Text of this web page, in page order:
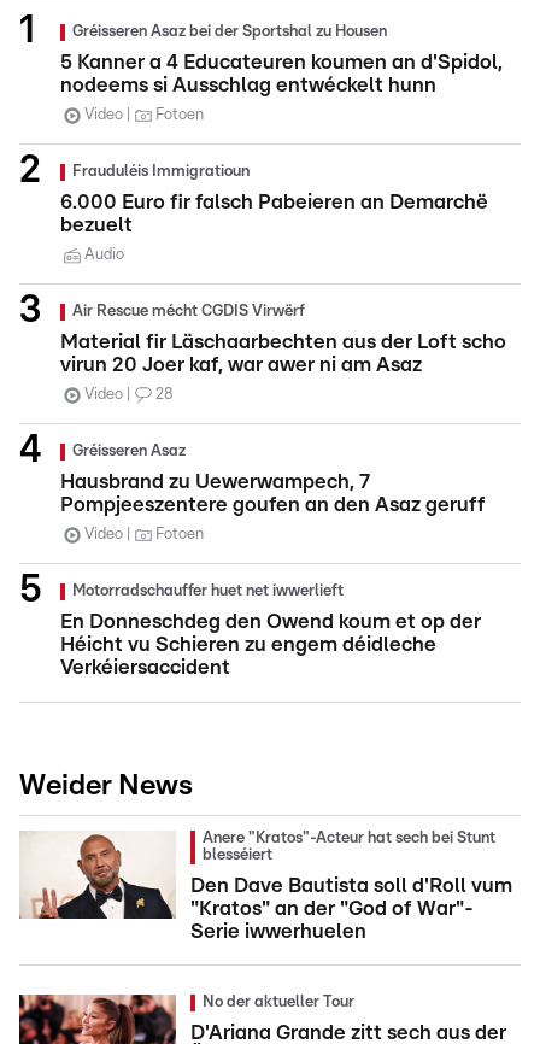
Gréisseren Asaz bei der Sportshal zu Housen
5 Kanner a 4 Educateuren koumen an d'Spidol,
nodeems si Ausschlag entwéckelt hunn
Video Fotoen
Frauduléis Immigratioun
6.000 Euro fir falsch Pabeieren an Demarchë
bezuelt
Audio
Air Rescue mécht CGDIS Virwërf
Material fir Läschaarbechten aus der Loft scho
virun 20 Joer kaf, war awer ni am Asaz
Video 28
Gréisseren Asaz
Hausbrand zu Uewerwampech, 7
Pompjeeszentere goufen an den Asaz geruff
Video Fotoen
Motorradschauffer huet net iwwerlieft
En Donneschdeg den Owend koum et op der
Héicht vu Schieren zu engem déidleche
Verkéiersaccident
Weider News
Anere "Kratos"-Acteur hat sech bei Stunt
blesséiert
Den Dave Bautista soll d'Roll vum
"Kratos" an der "God of War"-
Serie iwwerhuelen
No der aktueller Tour
D'Ariana Grande zitt sech aus der